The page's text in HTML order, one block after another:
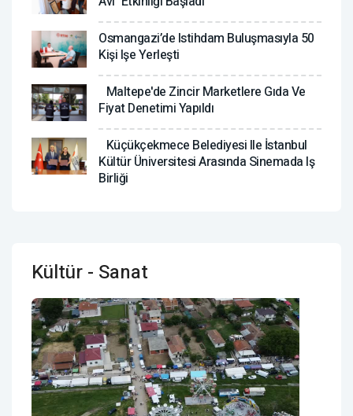
Osmangazi’de Istihdam Buluşmasıyla 50
Kişi Işe Yerleşti
Maltepe'de Zincir Marketlere Gıda Ve
Fiyat Denetimi Yapıldı
Küçükçekmece Belediyesi Ile İstanbul
Kültür Üniversitesi Arasında Sinemada Iş
Birliği
Kültür - Sanat